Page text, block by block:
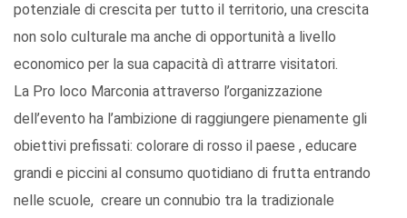
potenziale di crescita per tutto il territorio, una crescita
non solo culturale ma anche di opportunità a livello
economico per la sua capacità dì attrarre visitatori.
La Pro loco Marconia attraverso l’organizzazione
dell’evento ha l’ambizione di raggiungere pienamente gli
obiettivi prefissati: colorare di rosso il paese , educare
grandi e piccini al consumo quotidiano di frutta entrando
nelle scuole, creare un connubio tra la tradizionale